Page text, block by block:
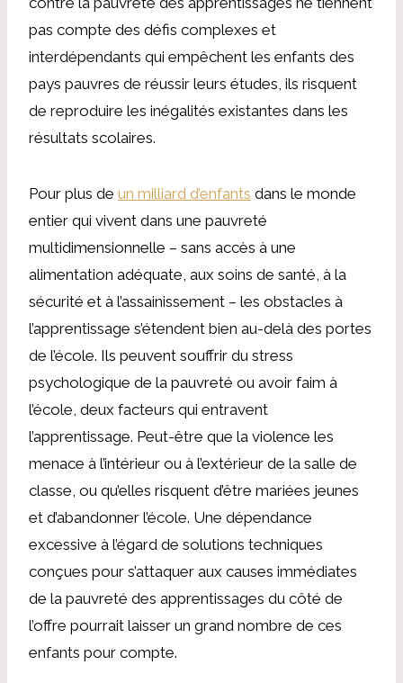
pas compte des défis complexes et
interdépendants qui empêchent les enfants des
pays pauvres de réussir leurs études, ils risquent
de reproduire les inégalités existantes dans les
résultats scolaires.
Pour plus de un milliard d’enfants dans le monde
entier qui vivent dans une pauvreté
multidimensionnelle – sans accès à une
alimentation adéquate, aux soins de santé, à la
sécurité et à l’assainissement – ​​les obstacles à
l’apprentissage s’étendent bien au-delà des portes
de l’école. Ils peuvent souffrir du stress
psychologique de la pauvreté ou avoir faim à
l’école, deux facteurs qui entravent
l’apprentissage. Peut-être que la violence les
menace à l’intérieur ou à l’extérieur de la salle de
classe, ou qu’elles risquent d’être mariées jeunes
et d’abandonner l’école. Une dépendance
excessive à l’égard de solutions techniques
conçues pour s’attaquer aux causes immédiates
de la pauvreté des apprentissages du côté de
l’offre pourrait laisser un grand nombre de ces
enfants pour compte.